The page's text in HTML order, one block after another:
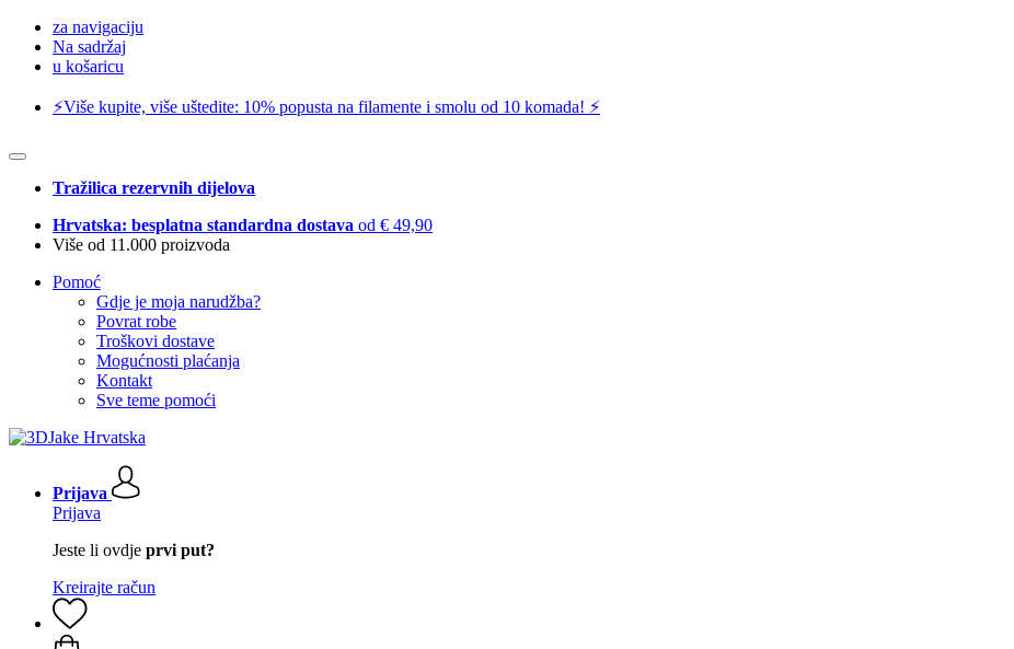
za navigaciju
Na sadržaj
u košaricu
⚡️Više kupite, više uštedite: 10% popusta na filamente i smolu od 10 komada! ⚡️
Tražilica rezervnih dijelova
Hrvatska: besplatna standardna dostava od € 49,90
Više od 11.000 proizvoda
Pomoć
Gdje je moja narudžba?
Povrat robe
Troškovi dostave
Mogućnosti plaćanja
Kontakt
Sve teme pomoći
Prijava
Prijava
Jeste li ovdje prvi put?
Kreirajte račun